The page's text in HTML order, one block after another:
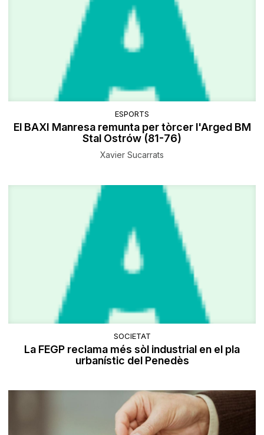
ESPORTS
El BAXI Manresa remunta per tòrcer l'Arged BM
Stal Ostrów (81-76)
Xavier Sucarrats
SOCIETAT
La FEGP reclama més sòl industrial en el pla
urbanístic del Penedès